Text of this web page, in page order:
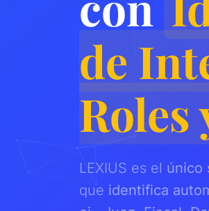
con
de
Roles
LEXIUS es el único
que identifica